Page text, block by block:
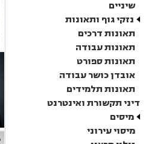
שיניים
נזקי גוף ותאונות
תאונות דרכים
תאונות עבודה
תאונות ספורט
אובדן כושר עבודה
תאונות תלמידים
דיני תקשורת ואינטרנט
מיסים
מיסוי עירוני